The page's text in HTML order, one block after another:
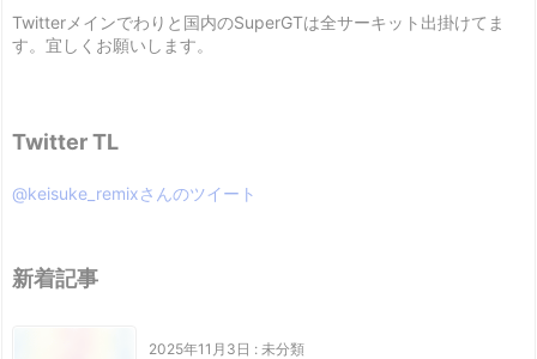
Twitterメインでわりと国内のSuperGTは全サーキット出掛けてま
す。宜しくお願いします。
Twitter TL
@keisuke_remixさんのツイート
新着記事
2025年11月3日 : 未分類